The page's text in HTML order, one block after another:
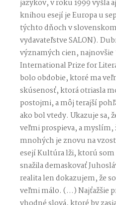
jazykov, v roku 1999 vyšla
knihou esejí je Europa u
týchto dňoch v
vydavateľstve SALON).
významých cien,
International Prize for
bolo obdobie, ktoré ma
skúsenosť, ktorá otriasla
postojmi, a môj terajší
ako bol vtedy. Ukazuje
veľmi prospieva, a
mnohých je znovu na
esejí Kultúra lži, ktorú
snažila demaskovať
realita len dokazujem, že
veľmi málo. (…) Najťažšie